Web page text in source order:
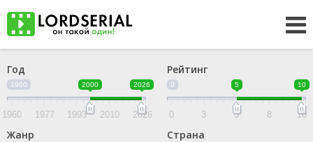
Год
1960 2000 2026
1960 1977 1993 2010 2026
Рейтинг
0 5 10
0 3 5 8 10
Жанр Страна